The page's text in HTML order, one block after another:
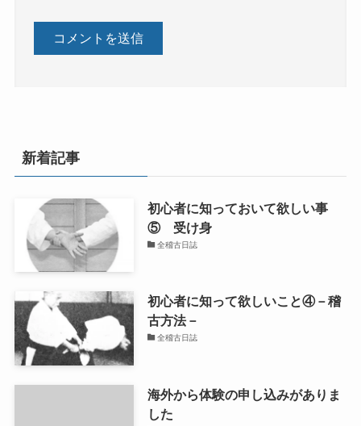
新着記事
初心者に知っておいて欲しい事
⑤ 受け身
全稽古日誌
初心者に知って欲しいこと④－稽
古方法－
全稽古日誌
海外から体験の申し込みがありま
した